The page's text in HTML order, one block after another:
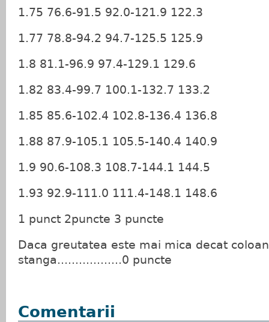
1.75 76.6-91.5 92.0-121.9 122.3
1.77 78.8-94.2 94.7-125.5 125.9
1.8 81.1-96.9 97.4-129.1 129.6
1.82 83.4-99.7 100.1-132.7 133.2
1.85 85.6-102.4 102.8-136.4 136.8
1.88 87.9-105.1 105.5-140.4 140.9
1.9 90.6-108.3 108.7-144.1 144.5
1.93 92.9-111.0 111.4-148.1 148.6
1 punct 2puncte 3 puncte
Daca greutatea este mai mica decat
stanga..................0 puncte
Comentarii